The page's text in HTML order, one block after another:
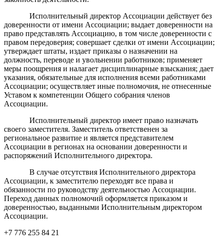
Исполнительный директор Ассоциации действует без
доверенности от имени Ассоциации; выдает доверенности на
право представлять Ассоциацию, в том числе доверенности с
правом передоверия; совершает сделки от имени Ассоциации;
утверждает штаты, издает приказы о назначении на
должность, переводе и увольнении работников; применяет
меры поощрения и налагает дисциплинарные взыскания; дает
указания, обязательные для исполнения всеми работниками
Ассоциации; осуществляет иные полномочия, не отнесенные
Уставом к компетенции Общего собрания членов
Ассоциации.
Исполнительный директор имеет право назначать
своего заместителя. Заместитель ответственен за
региональное развитие и является представителем
Ассоциации в регионах на основании доверенности и
распоряжений Исполнительного директора.
В случае отсутствия Исполнительного директора
Ассоциации, к заместителю переходят все права и
обязанности по руководству деятельностью Ассоциации.
Переход данных полномочий оформляется приказом и
доверенностью, выданными Исполнительным директором
Ассоциации.
+7 776 255 84 21